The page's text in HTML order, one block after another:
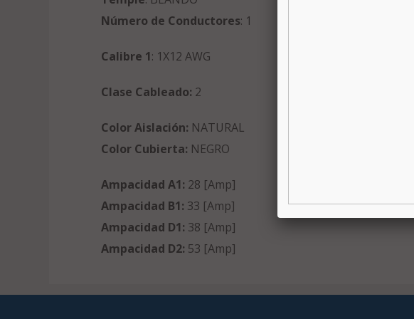
Número de Conductores: 1
Calibre 1: 1X12 AWG
Clase Cableado: 2
Color Aislación: NATURAL
Color Cubierta: NEGRO
Ampacidad A1: 28 [Amp]
Ampacidad B1: 33 [Amp]
Ampacidad D1: 38 [Amp]
Ampacidad D2: 53 [Amp]